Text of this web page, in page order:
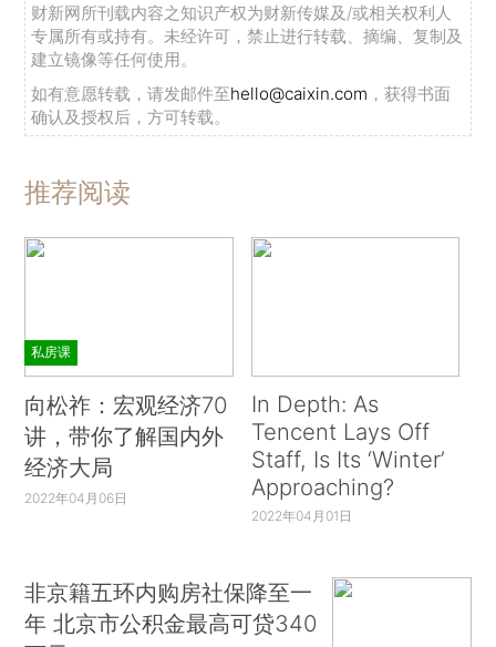
财新网所刊载内容之知识产权为财新传媒及/或相关权利人
专属所有或持有。未经许可，禁止进行转载、摘编、复制及
建立镜像等任何使用。
如有意愿转载，请发邮件至hello@caixin.com ，获得书面
确认及授权后，方可转载。
推荐阅读
私房课
向松祚：宏观经济70
讲，带你了解国内外
经济大局
2022年04月06日
In Depth: As
Tencent Lays Off
Staff, Is Its ‘Winter’
Approaching?
2022年04月01日
非京籍五环内购房社保降至一
年 北京市公积金最高可贷340